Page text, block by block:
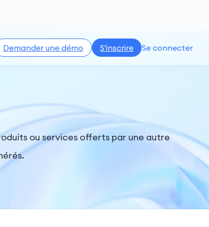
Demander une démo S'inscrire Se connecter
ou services offerts par une autre